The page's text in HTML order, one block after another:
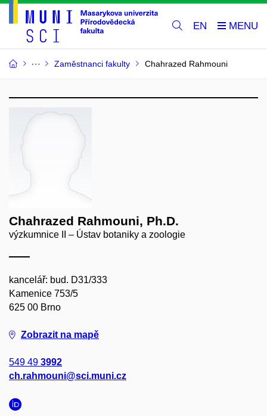
EN
Zaměstnanci fakulty Chahrazed Rahmouni
Chahrazed Rahmouni, Ph.D.
výzkumnice II – Ústav botaniky a zoologie
kancelář: bud. D31/333
Kamenice 753/5
625 00 Brno
Zobrazit na mapě
549 49 3992
ch.rahmouni@sci.muni.cz